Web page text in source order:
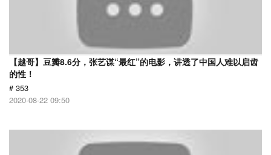
【越哥】豆瓣8.6分，张艺谋“最红”的电影，讲透了中国人难以启齿
的性！
# 353
2020-08-22 09:50